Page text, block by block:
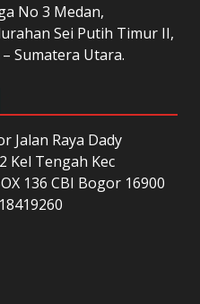
No 3 Medan,
Sei Putih Timur II,
Sumatera Utara.
Jalan Raya Dady
Kel Tengah Kec
136 CBI Bogor 16900